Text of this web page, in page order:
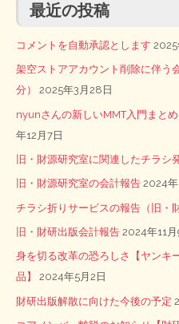
最近の投稿
コメントを自動承認とします 2025
架空ストアアカウント削除に伴う
分）
2025年3月28日
nyunさんの新しいMMT入門まとめ
年12月7日
旧・財源研究室に関連したチラシ
旧・財源研究室の会計報告 2024年
チラシ折りサービスの報告（旧・
旧・財研出版会計報告 2024年11月
身を切る改革の恐ろしさ【ヤンキ
品】
2024年5月2日
財研出版解散に向けた今後の予定